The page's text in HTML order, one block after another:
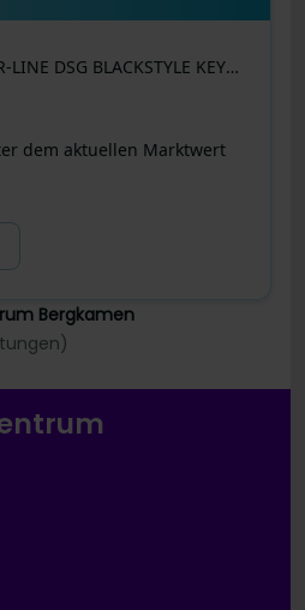
DSG BLACKSTYLE KEYLESS AHK CAM
: Geringe Laufleistung
Bergkamen
)